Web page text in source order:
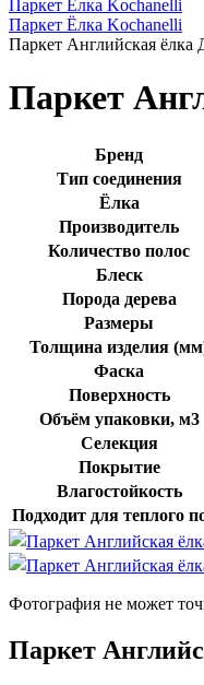
Паркет Ёлка Kochanelli
Паркет Ёлка Kochanelli
Паркет Английская
Паркет
Бренд
Тип соединения
Ёлка
Производитель
Количество полос
Блеск
Порода дерева
Размеры
Толщина изделия
Фаска
Поверхность
Объём упаковки, м3
Селекция
Покрытие
Влагостойкость
Подходит для теплого
Фотография не может
Паркет